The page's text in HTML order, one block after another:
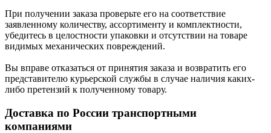
При получении заказа проверьте его на соответствие
заявленному количеству, ассортименту и комплектности,
убедитесь в целостности упаковки и отсутствии на товаре
видимых механических повреждений.
Вы вправе отказаться от принятия заказа и возвратить его
представителю курьерской службы в случае наличия каких-
либо претензий к полученному товару.
Доставка по России транспортными
компаниями